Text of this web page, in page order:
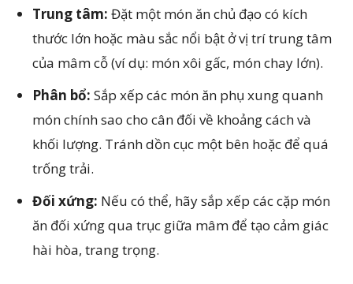
Trung tâm: Đặt một món ăn chủ đạo có kích
thước lớn hoặc màu sắc nổi bật ở vị trí trung tâm
của mâm cỗ (ví dụ: món xôi gấc, món chay lớn).
Phân bổ: Sắp xếp các món ăn phụ xung quanh
món chính sao cho cân đối về khoảng cách và
khối lượng. Tránh dồn cục một bên hoặc để quá
trống trải.
Đối xứng: Nếu có thể, hãy sắp xếp các cặp món
ăn đối xứng qua trục giữa mâm để tạo cảm giác
hài hòa, trang trọng.